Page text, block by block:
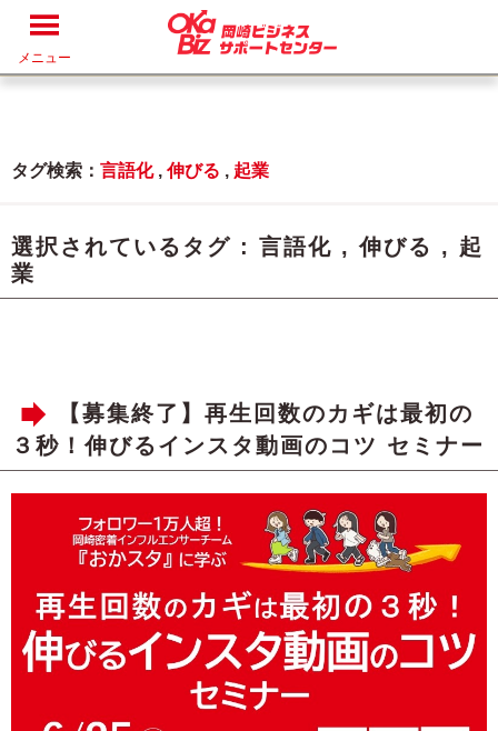
メニュー
タグ検索： 言語化, 伸びる , 起業
選択されているタグ : 言語化 ,伸びる , 起
業
【募集終了】再生回数のカギは最初の
３秒！伸びるインスタ動画のコツ セミナー